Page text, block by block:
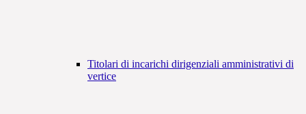
Titolari di incarichi dirigenziali amministrativi di
vertice